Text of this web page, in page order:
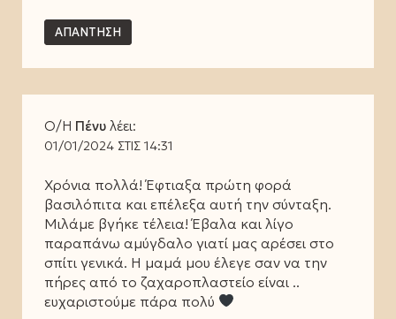
ΑΠΆΝΤΗΣΗ
Ο/Η Πένυ λέει:
01/01/2024 ΣΤΙΣ 14:31
Χρόνια πολλά! Έφτιαξα πρώτη φορά
βασιλόπιτα και επέλεξα αυτή την σύνταξη.
Μιλάμε βγήκε τέλεια! Έβαλα και λίγο
παραπάνω αμύγδαλο γιατί μας αρέσει στο
σπίτι γενικά. Η μαμά μου έλεγε σαν να την
πήρες από το ζαχαροπλαστείο είναι ..
ευχαριστούμε πάρα πολύ